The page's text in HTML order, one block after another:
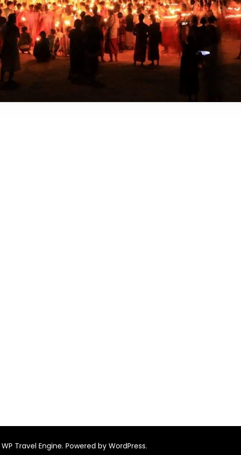
WP Travel Engine. Powered by WordPress.